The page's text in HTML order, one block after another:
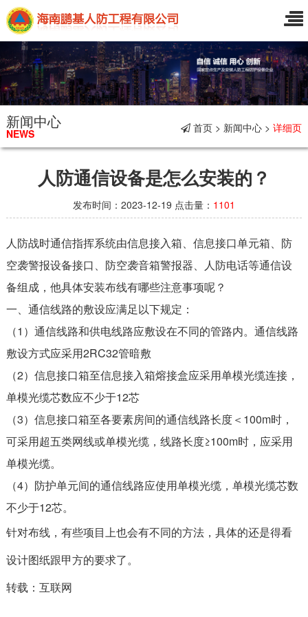
新闻中心
NEWS 首页 > 新闻中心 >详细页
人防通信设备是怎么安装的？
发布时间：2023-12-19 点击量： 1101
人防战时通信指挥系统由信息接入箱、信息接口单元箱、防
空袭警报设备接口、防空袭音箱警报器、人防电话等通信设
备组成，他具体安装布线有哪些注意事项呢？
一、通信线路的敷设应满足以下规定：
（1）通信线路和供电线路应敷设在不同的管路内。通信线路
敷设方式应采用2RC32管暗敷
（2）信息接口箱至信息接入箱熔接盒应采用单模光缆连接，
单模光缆芯数应不少于12芯
（3）信息接口箱至各要素房间的通信线路长度＜100m时，
可采用超五类网线或单模光缆，线路长度≥100m时，应采用
单模光缆。
（4）防护单元间的通信线路应使用单模光缆，单模光缆芯数
不少于12芯。
针对布线，有些项目上也会有不同的方法，具体的还是得看
设计图纸跟甲方的要求了。
转载：互联网